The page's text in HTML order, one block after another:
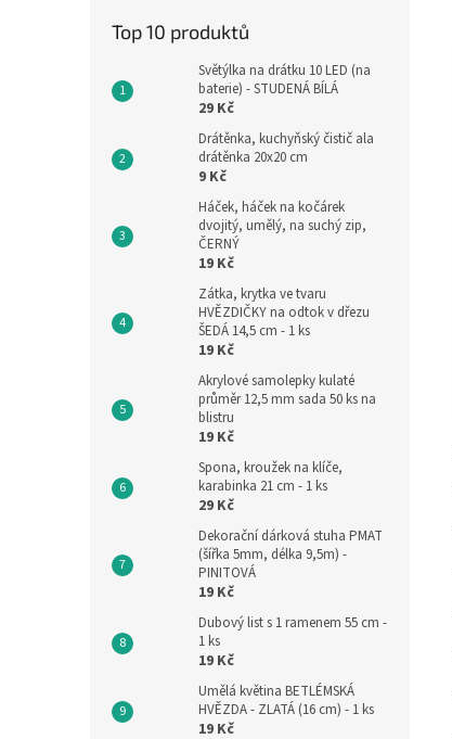
Top 10 produktů
Světýlka na drátku 10 LED (na
baterie) - STUDENÁ BÍLÁ
29 Kč
Drátěnka, kuchyňský čistič ala
drátěnka 20x20 cm
9 Kč
Háček, háček na kočárek
dvojitý, umělý, na suchý zip,
ČERNÝ
19 Kč
Zátka, krytka ve tvaru
HVĚZDIČKY na odtok v dřezu
ŠEDÁ 14,5 cm - 1 ks
19 Kč
Akrylové samolepky kulaté
průměr 12,5 mm sada 50 ks na
blistru
19 Kč
Spona, kroužek na klíče,
karabinka 21 cm - 1 ks
29 Kč
Dekorační dárková stuha PMAT
(šířka 5mm, délka 9,5m) -
PINITOVÁ
19 Kč
Dubový list s 1 ramenem 55 cm -
1 ks
19 Kč
Umělá květina BETLÉMSKÁ
HVĚZDA - ZLATÁ (16 cm) - 1 ks
19 Kč